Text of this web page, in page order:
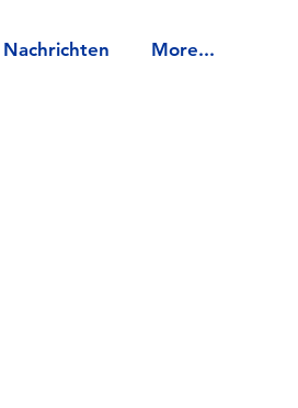
Nachrichten More...